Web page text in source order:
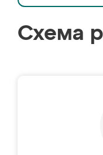
Схема